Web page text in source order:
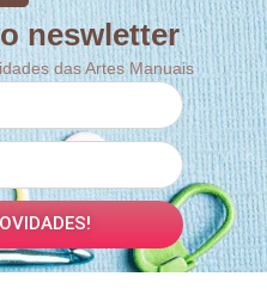
neswletter
das Artes Manuais